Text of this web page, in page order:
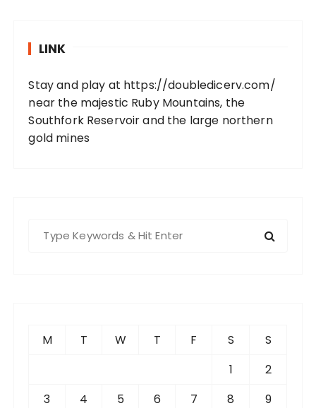
LINK
Stay and play at https://doubledicerv.com/
near the majestic Ruby Mountains, the
Southfork Reservoir and the large northern
gold mines
M T W T F S
S
1
2
3
4 5 6 7 8
9